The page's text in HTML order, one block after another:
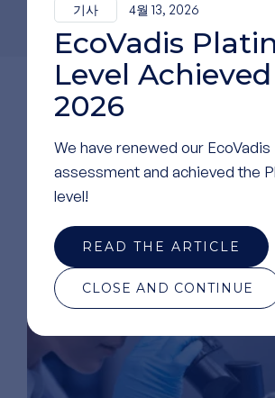
기사 4월 13, 2026
EcoVadis
Level
2026
We have renewed our EcoVadis
assessment and achieved the
level!
READ THE ARTICLE
CLOSE AND CONTINUE
HTL의 실험실알